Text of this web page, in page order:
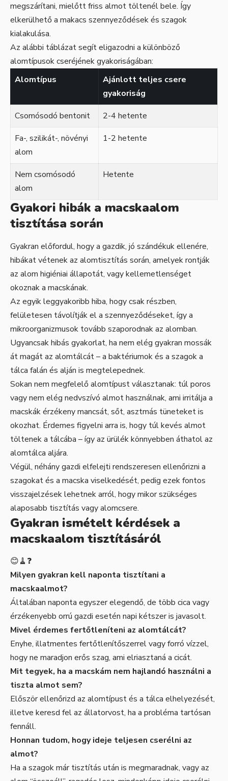
megszárítani, mielőtt friss almot töltenél bele. Így
elkerülhető a makacs szennyeződések és szagok
kialakulása.
Az alábbi táblázat segít eligazodni a különböző
alomtípusok cseréjének gyakoriságában:
Alomtípus
Ajánlott teljes csere
gyakoriság
Csomósodó bentonit
2-4 hetente
Fa-, szilikát-, növényi
alom
1-2 hetente
Nem csomósodó
alom
Hetente
Gyakori hibák a macskaalom
tisztítása során
Gyakran előfordul, hogy a gazdik, jó szándékuk ellenére,
hibákat vétenek az alomtisztítás során, amelyek rontják
az alom higiéniai állapotát, vagy kellemetlenséget
okoznak a macskának.
Az egyik leggyakoribb hiba, hogy csak részben,
felületesen távolítják el a szennyeződéseket, így a
mikroorganizmusok tovább szaporodnak az alomban.
Ugyancsak hibás gyakorlat, ha nem elég gyakran mossák
át magát az alomtálcát – a baktériumok és a szagok a
tálca falán és alján is megtelepednek.
Sokan nem megfelelő alomtípust választanak: túl poros
vagy nem elég nedvszívó almot használnak, ami irritálja a
macskák érzékeny mancsát, sőt, asztmás tüneteket is
okozhat. Érdemes figyelni arra is, hogy túl kevés almot
töltenek a tálcába – így az ürülék könnyebben áthatol az
alomtálca aljára.
Végül, néhány gazdi elfelejti rendszeresen ellenőrizni a
szagokat és a macska viselkedését, pedig ezek fontos
visszajelzések lehetnek arról, hogy mikor szükséges
alaposabb tisztítás vagy alomcsere.
Gyakran ismételt kérdések a
macskaalom tisztításáról
😊🧹❓
Milyen gyakran kell naponta tisztítani a
macskaalmot?
Általában naponta egyszer elegendő, de több cica vagy
érzékenyebb orrú gazdi esetén napi kétszer is javasolt.
Mivel érdemes fertőtleníteni az alomtálcát?
Enyhe, illatmentes fertőtlenítőszerrel vagy forró vízzel,
hogy ne maradjon erős szag, ami elriasztaná a cicát.
Mit tegyek, ha a macskám nem hajlandó használni a
tiszta almot sem?
Először ellenőrizd az alomtípust és a tálca elhelyezését,
illetve keresd fel az állatorvost, ha a probléma tartósan
fennáll.
Honnan tudom, hogy ideje teljesen cserélni az
almot?
Ha a szagok már tisztítás után is megmaradnak, vagy az